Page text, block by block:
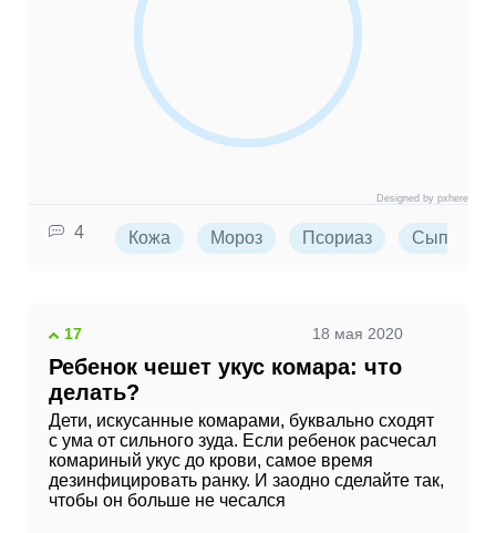
Designed by pxhere
4 Кожа Мороз Псориаз Сыпь
17 18 мая 2020
Ребенок чешет укус комара: что
делать?
Дети, искусанные комарами, буквально сходят
с ума от сильного зуда. Если ребенок расчесал
комариный укус до крови, самое время
дезинфицировать ранку. И заодно сделайте так,
чтобы он больше не чесался